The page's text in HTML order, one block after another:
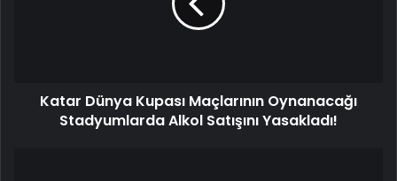
Katar Dünya Kupası Maçlarının Oynanacağı
Stadyumlarda Alkol Satışını Yasakladı!